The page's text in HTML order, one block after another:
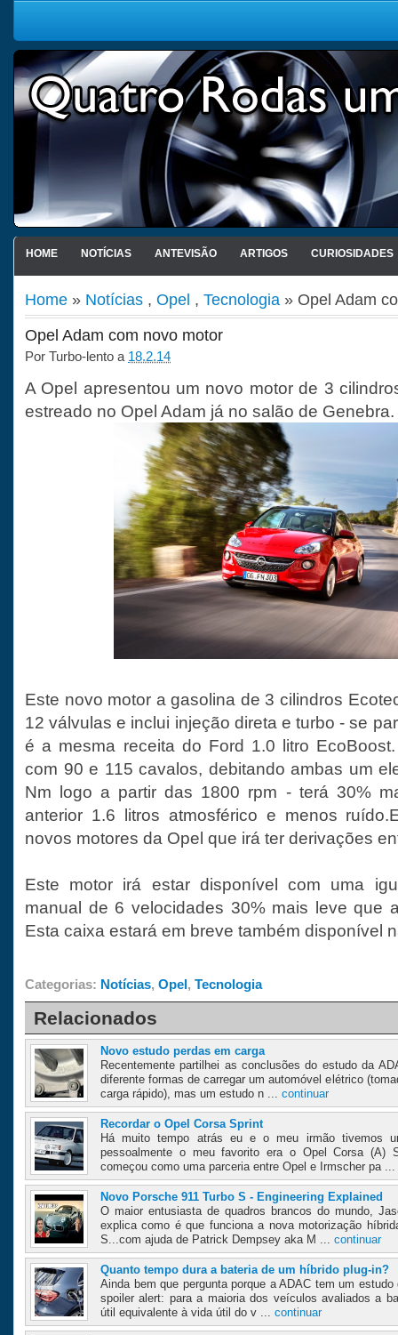
HOME NOTÍCIAS ANTEVISÃO ARTIGOS CURIOSIDADES
Home » Notícias , Opel , Tecnologia » Opel Adam
Opel Adam com novo motor
Por Turbo-lento a 18.2.14
A Opel apresentou um novo motor de 3
estreado no Opel Adam já no salão de Genebra.
Este novo motor a gasolina de 3 cilindros
12 válvulas e inclui injeção direta e turbo - se
é a mesma receita do Ford 1.0 litro
com 90 e 115 cavalos, debitando ambas um
Nm logo a partir das 1800 rpm - terá 30%
anterior 1.6 litros atmosférico e menos
novos motores da Opel que irá ter derivações
Este motor irá estar disponível com uma
manual de 6 velocidades 30% mais leve que
Esta caixa estará em breve também disponível
Categorias: Notícias, Opel, Tecnologia
Relacionados
Novo estudo perdas em carga
Recentemente partilhei as conclusões do estudo da
diferente formas de carregar um automóvel elétrico
carga rápido), mas um estudo n ... continuar
Recordar o Opel Corsa Sprint
Há muito tempo atrás eu e o meu irmão tivemos
pessoalmente o meu favorito era o Opel Corsa (A)
começou como uma parceria entre Opel e Irmscher pa ...
Novo Porsche 911 Turbo S - Engineering Explained
O maior entusiasta de quadros brancos do mundo,
explica como é que funciona a nova motorização
S...com ajuda de Patrick Dempsey aka M ... continuar
Quanto tempo dura a bateria de um híbrido plug-in?
Ainda bem que pergunta porque a ADAC tem um
spoiler alert: para a maioria dos veículos avaliados a
útil equivalente à vida útil do v ... continuar